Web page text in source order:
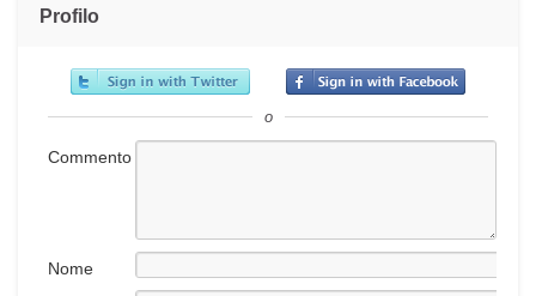
Profilo
o
Commento
Nome